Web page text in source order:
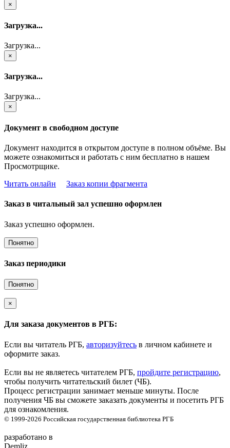
×
Загрузка...
Загрузка...
×
Загрузка...
Загрузка...
×
Документ в свободном доступе
Документ находится в открытом доступе в полном объёме. Вы
можете ознакомиться и работать с ним бесплатно в нашем
Просмотрщике.
Читать онлайн
Заказ копии фрагмента
Заказ в читальный зал успешно оформлен
Заказ успешно оформлен.
Понятно
Заказ периодики
Понятно
×
Для заказа документов в РГБ:
Если вы читатель РГБ, авторизуйтесь в личном кабинете и
оформите заказ.
Если вы не являетесь читателем РГБ, пройдите регистрацию,
чтобы получить читательский билет (ЧБ).
Процесс регистрации занимает меньше минуты. После
получения ЧБ вы сможете заказать документы и посетить РГБ
для ознакомления.
© 1999-2026 Российская государственная библиотека РГБ
разработано в
Demliz